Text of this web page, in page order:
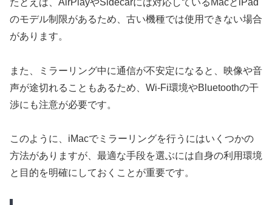
のモデル制限があるため、古い機種では使用できない場合
があります。
また、ミラーリング中に通信が不安定になると、映像や音
声が途切れることもあるため、Wi-Fi環境やBluetoothの干
渉にも注意が必要です。
このように、iMacでミラーリングを行うにはいくつかの
方法がありますが、最適な手段を選ぶには自身の利用環境
と目的を明確にしておくことが重要です。